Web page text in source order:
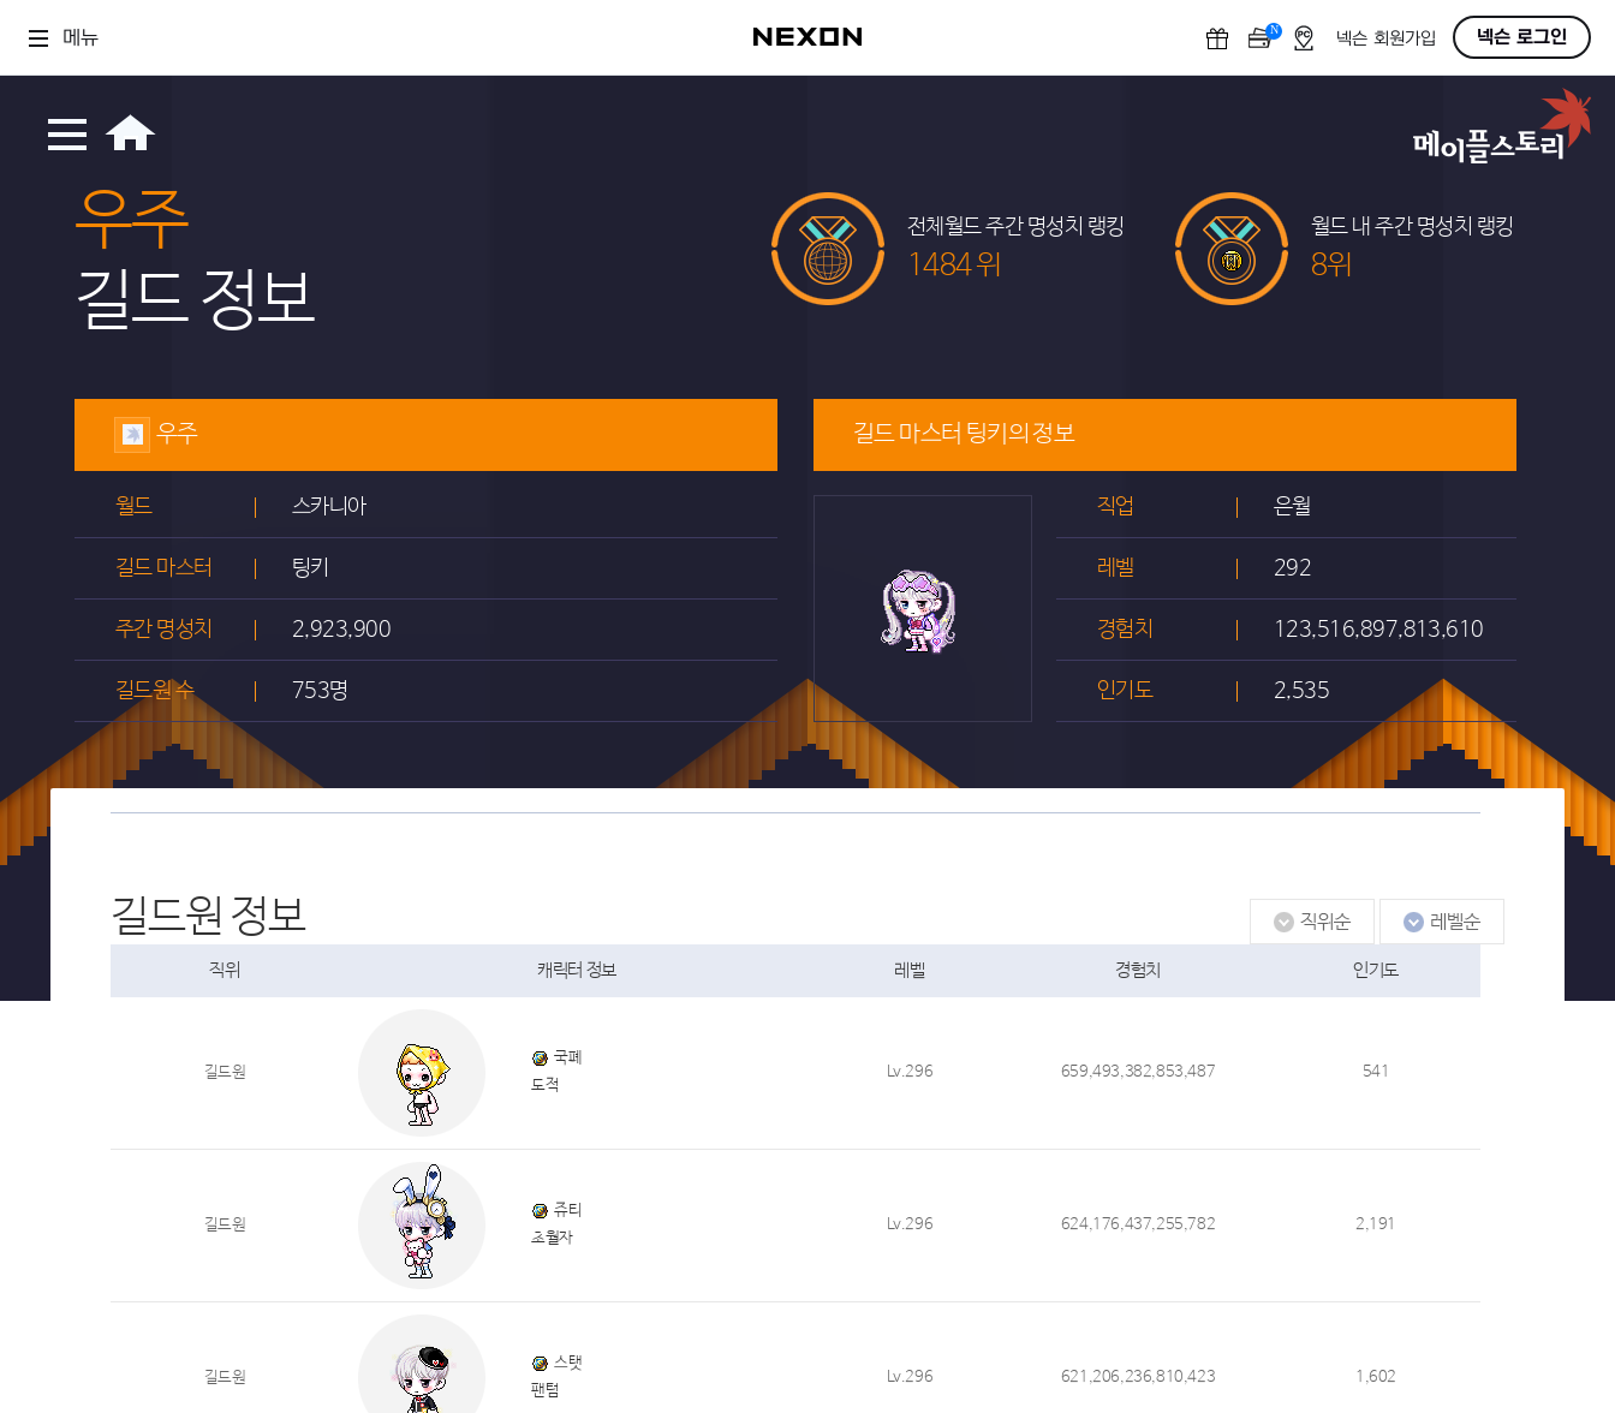
메뉴 N OFF넥슨 회원가입 넥슨 로그인
우주
길드 정보
전체월드 주간 명성치 랭킹
1484 위
월드 내 주간 명성치 랭킹
8위
우주
월드 스카니아
길드 마스터 팅키
주간 명성치 2,923,900
길드원 수 753명
길드 마스터 팅키의 정보
직업 은월
레벨 292
경험치 123,516,897,813,610
인기도 2,535
길드원 정보
직위 캐릭터 정보 레벨 경험치 인기도
길드원
국폐
도적
Lv.296 659,493,382,853,487 541
길드원
쥬티
초월자
Lv.296 624,176,437,255,782 2,191
길드원
스탯
팬텀
Lv.296 621,206,236,810,423 1,602